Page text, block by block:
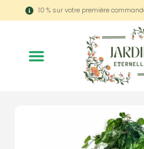
10 % sur votre première